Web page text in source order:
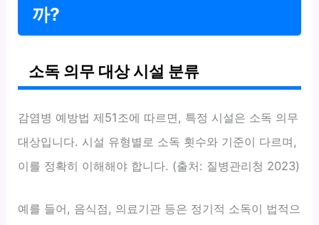
까?
소독 의무 대상 시설 분류
감염병 예방법 제51조에 따르면, 특정 시설은 소독 의무
대상입니다. 시설 유형별로 소독 횟수와 기준이 다르며,
이를 정확히 이해해야 합니다. (출처: 질병관리청 2023)
예를 들어, 음식점, 의료기관 등은 정기적 소독이 법적으